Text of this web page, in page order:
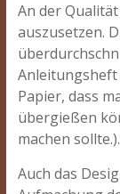
An der
auszusetzen.
Papier, dass
übergießen
machen sollte.).
Auch das